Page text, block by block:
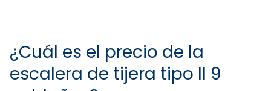
¿Cuál es el precio de la
escalera de tijera tipo II 9